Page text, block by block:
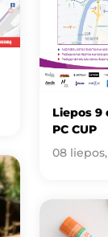
Liepos 9
PC CUP
08